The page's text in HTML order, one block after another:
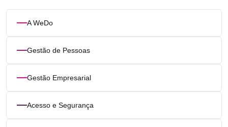
A WeDo
Gestão de Pessoas
Gestão Empresarial
Acesso e Segurança